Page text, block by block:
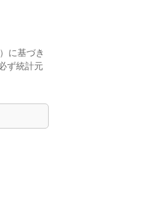
に基づき
ず統計元